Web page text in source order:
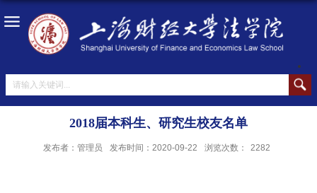
2018届本科生、研究生校友名单
发布者：管理员 发布时间：2020-09-22 浏览次数： 2282